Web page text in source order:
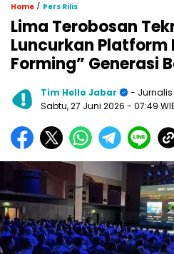
Home / Pers Rilis
Lima Terobosan
Luncurkan Platform
Forming” Generasi
Tim Hello Jabar
- Jurnalis
Sabtu, 27 Juni 2026 - 07:49